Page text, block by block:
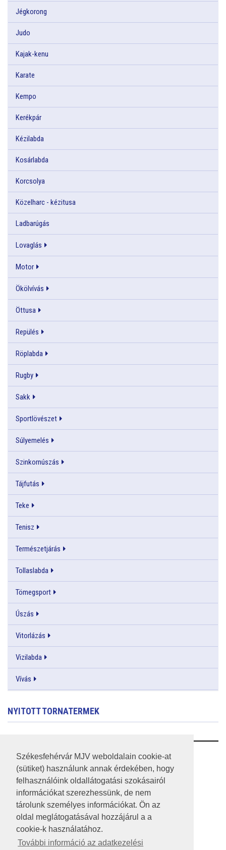
Székesfehérvár MJV weboldalain cookie-at
(sütiket) használunk annak érdekében, hogy
felhasználóink oldallátogatási szokásairól
információkat szerezhessünk, de nem
tárolunk személyes információkat. Ön az
oldal meglátogatásával hozzájárul a a
cookie-k használatához.
További információ az adatkezelési
Jégkorong
Judo
Kajak-kenu
Karate
Kempo
Kerékpár
Kézilabda
Kosárlabda
Korcsolya
Közelharc - kézitusa
Ladbarúgás
Lovaglás
Motor
Ökölvívás
Öttusa
Repülés
Röplabda
Rugby
Sakk
Sportlövészet
Súlyemelés
Szinkornúszás
Tájfutás
Teke
Tenisz
Természetjárás
Tollaslabda
Tömegsport
Úszás
Vitorlázás
Vizilabda
Vívás
NYITOTT TORNATERMEK
RSS
A HONLAP 2017.03.31-I ÁLLAPOTA
JOGI NYILATKOZAT
IMPRESSZUM